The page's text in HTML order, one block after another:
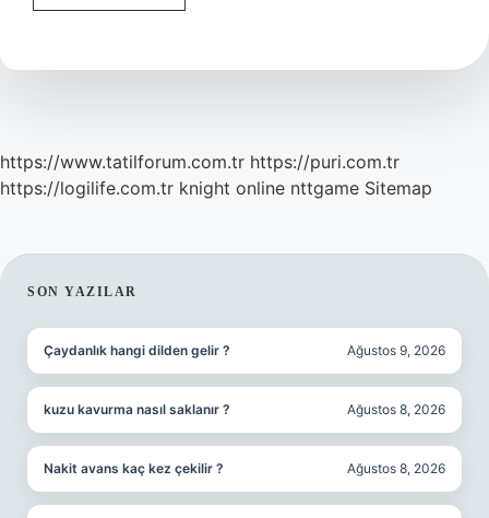
Fikri
https://www.tatilforum.com.tr https://puri.com.tr
https://logilife.com.tr knight online nttgame Sitemap
SIDEBAR
SON YAZILAR
Çaydanlık hangi dilden gelir ? Ağustos 9, 2026
kuzu kavurma nasıl saklanır ? Ağustos 8, 2026
Nakit avans kaç kez çekilir ? Ağustos 8, 2026